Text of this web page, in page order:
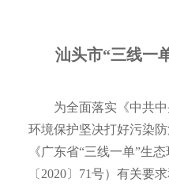
汕头市“三线一
为全面落实《中共中
环境保护坚决打好污染
《广东省“三线一单”生
〔2020〕71号）有关要